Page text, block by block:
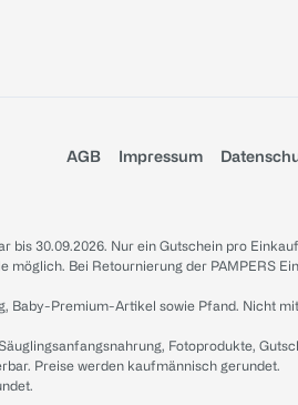
AGB Impressum
bis 30.09.2026. Nur ein Gutschein pro
möglich. Bei Retournierung der PAMPERS
Baby-Premium-Artikel sowie Pfand. Nicht
Fotoprodukte,
Preise werden kaufmännisch gerundet.